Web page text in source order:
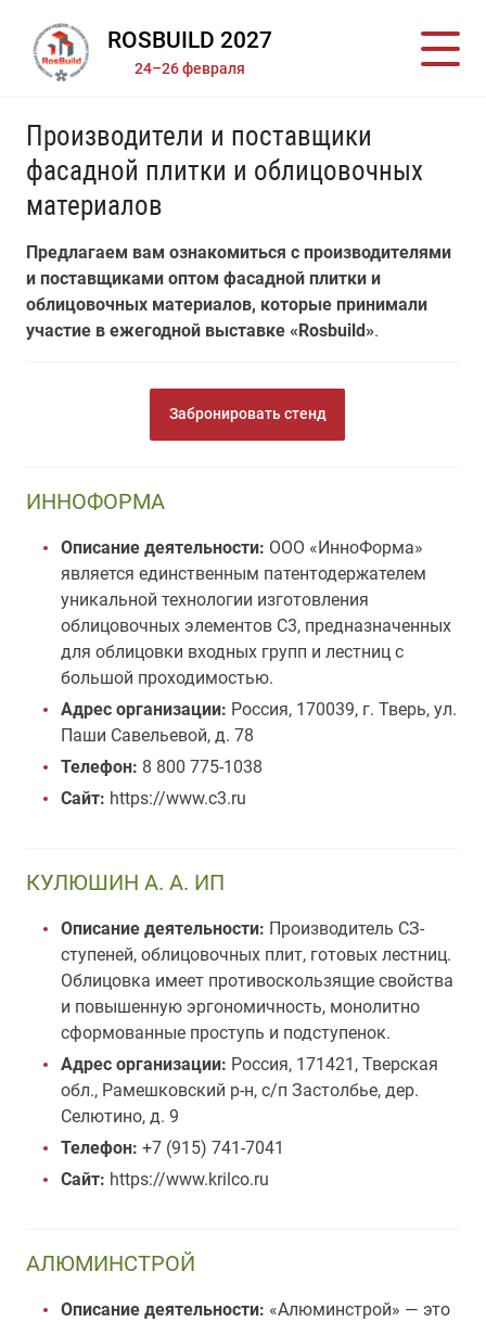
ROSBUILD 2027
24–26 февраля
Производители и поставщики
фасадной плитки и облицовочных
материалов
Предлагаем вам ознакомиться с производителями
и поставщиками оптом фасадной плитки и
облицовочных материалов, которые принимали
участие в ежегодной выставке «Rosbuild».
Забронировать стенд
ИННОФОРМА
Описание деятельности: ООО «ИнноФорма»
является единственным патентодержателем
уникальной технологии изготовления
облицовочных элементов С3, предназначенных
для облицовки входных групп и лестниц с
большой проходимостью.
Адрес организации: Россия, 170039, г. Тверь, ул.
Паши Савельевой, д. 78
Телефон: 8 800 775-1038
Сайт: https://www.c3.ru
КУЛЮШИН А. А. ИП
Описание деятельности: Производитель СЗ-
ступеней, облицовочных плит, готовых лестниц.
Облицовка имеет противоскользящие свойства
и повышенную эргономичность, монолитно
сформованные проступь и подступенок.
Адрес организации: Россия, 171421, Тверская
обл., Рамешковский р-н, с/п Застолбье, дер.
Селютино, д. 9
Телефон: +7 (915) 741-7041
Сайт: https://www.krilco.ru
АЛЮМИНСТРОЙ
Описание деятельности: «Алюминстрой» — это